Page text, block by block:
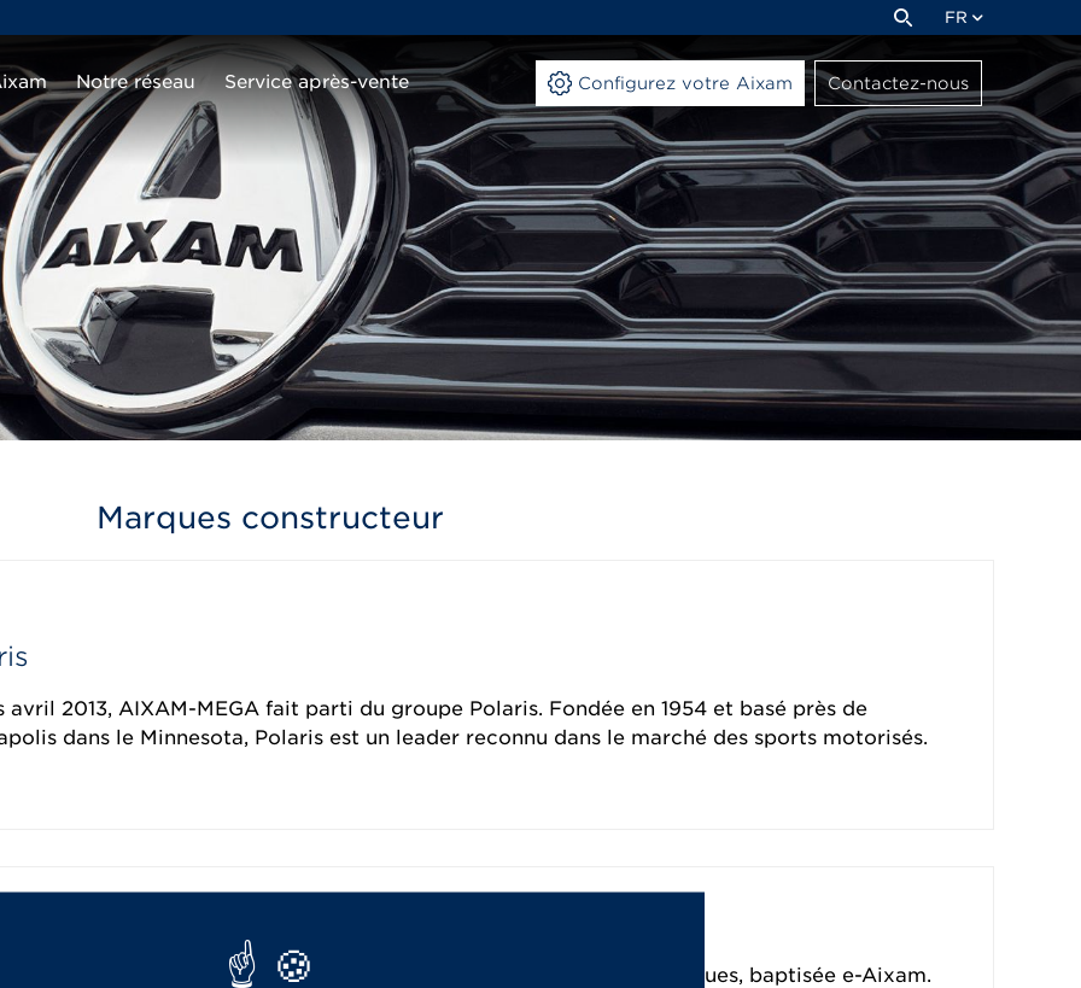
FR
Notre réseau Service après-vente Configurez votre Aixam Contactez-nous
Marques constructeur
avril 2013, AIXAM-MEGA fait parti du groupe Polaris. Fondée en 1954 et basé près de
dans le Minnesota, Polaris est un leader reconnu dans le marché des sports motorisés.
propose la première gamme de véhicules sans permis 100 % électriques, baptisée e-Aixam.